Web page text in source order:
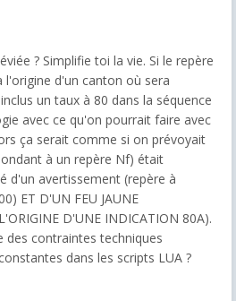
? Simplifie toi la vie. Si le repère
d'un canton où sera
un taux à 80 dans la séquence
avec ce qu'on pourrait faire avec
ça serait comme si on prévoyait
à un repère Nf) était
d'un avertissement (repère à
ET D'UN FEU JAUNE
D'UNE INDICATION 80A).
des contraintes techniques
dans les scripts LUA ?